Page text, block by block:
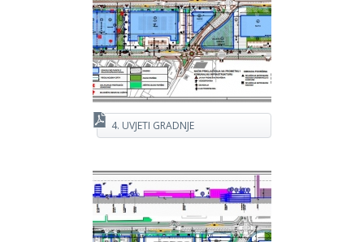
4. UVJETI GRADNJE